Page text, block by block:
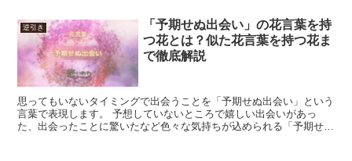
逆引き
「予期せぬ出会い」の花言葉を持
つ花とは？似た花言葉を持つ花ま
で徹底解説
思ってもいないタイミングで出会うことを「予期せぬ出会い」という
言葉で表現します。 予想していないところで嬉しい出会いがあっ
た、出会ったことに驚いたなど色々な気持ちが込められる「予期せぬ